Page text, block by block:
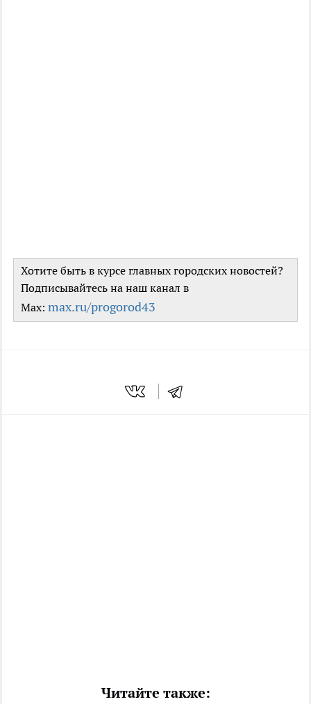
Хотите быть в курсе главных городских новостей?
Подписывайтесь на наш канал в
Max: max.ru/progorod43
Читайте также: